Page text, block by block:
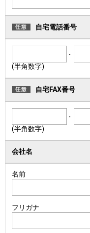
自宅電話番号
-
(半角数字)
自宅FAX番号
-
(半角数字)
会社名
名前
フリガナ